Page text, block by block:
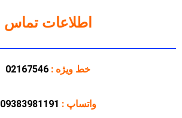
اطلاعات تماس
خط ویژه : 02167546
واتساپ : 09383981191